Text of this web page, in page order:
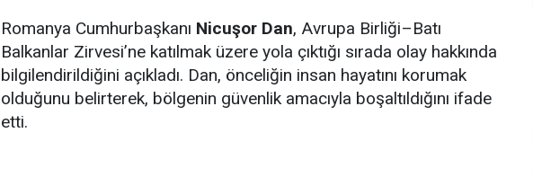
Romanya Cumhurbaşkanı Nicuşor Dan, Avrupa Birliği–Batı
Balkanlar Zirvesi’ne katılmak üzere yola çıktığı sırada olay hakkında
bilgilendirildiğini açıkladı. Dan, önceliğin insan hayatını korumak
olduğunu belirterek, bölgenin güvenlik amacıyla boşaltıldığını ifade
etti.